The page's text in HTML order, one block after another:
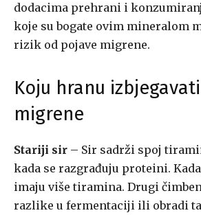
dodacima prehrani i
koje su bogate ovim mineralom
rizik od pojave migrene.
Koju hranu
migrene
Stariji sir – Sir sadrži spoj
kada se razgrađuju proteini.
imaju više tiramina. Drugi
razlike u fermentaciji ili obradi